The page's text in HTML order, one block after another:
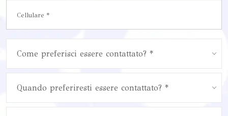
Come preferisci essere contattato? *
Quando preferiresti essere contattato? *